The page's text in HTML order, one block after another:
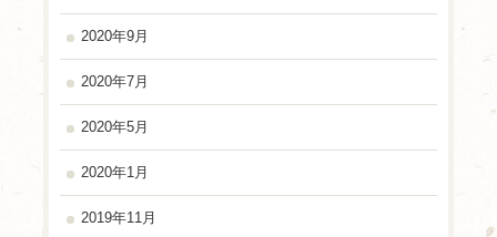
2020年9月
2020年7月
2020年5月
2020年1月
2019年11月